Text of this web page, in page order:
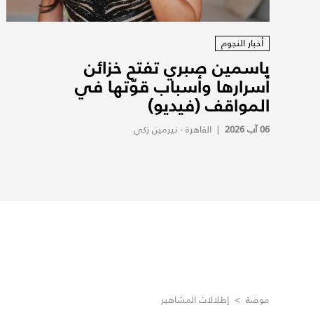
أخبار النجوم
ياسمين صبري تفتح خزائن
أسرارها وأسباب قوّتها في
المواقف (فيديو)
06 آب 2026 | القاهرة - نيرمين زكي
موضة > إطلالات المشاهير